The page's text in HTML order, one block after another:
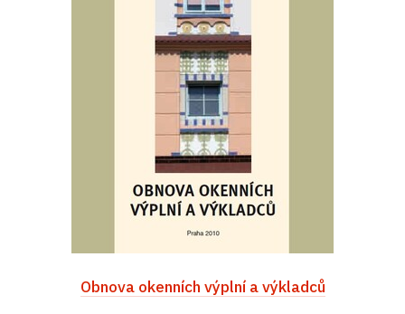
Obnova okenních výplní a výkladců